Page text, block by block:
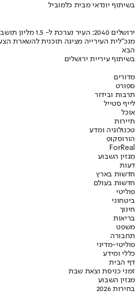
בשיתוף יונדאי מבית כלמוביל
ירושלים 2040: העיר נערכת ל- 1.5 מליון תושבים
מנכ"לית העירייה מציגה תוכנית להשארת
הבא
בשיתוף עיריית ירושלים
מדורים
ספורט
תרבות ובידור
לייף סטייל
אוכל
תיירות
טכנולוגיה ומדע
הורוסקופ
ForReal
מגזין השבוע
דעות
חדשות בארץ
חדשות בעולם
פוליטי
ביטחוני
חינוך
בריאות
משפט
תחבורה
פוליטי-מדיני
כללי ומידע
דף הבית
זמני כניסת וצאת שבת
מגזין השבוע
בחירות 2026